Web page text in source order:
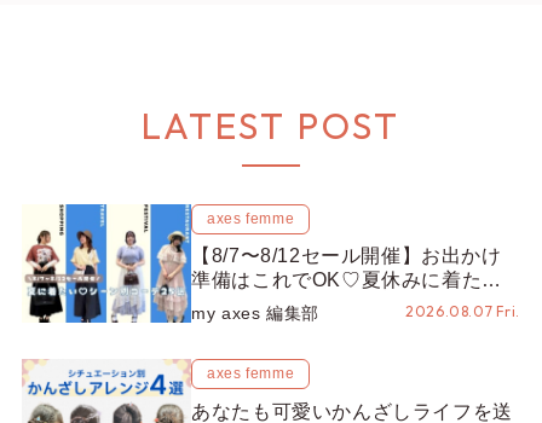
LATEST POST
axes femme
【8/7〜8/12セール開催】お出かけ
準備はこれでOK♡夏休みに着たい
コーデ25選をシーン別に徹底解説！
my axes 編集部 2026.08.07 Fri.
axes femme
あなたも可愛いかんざしライフを送